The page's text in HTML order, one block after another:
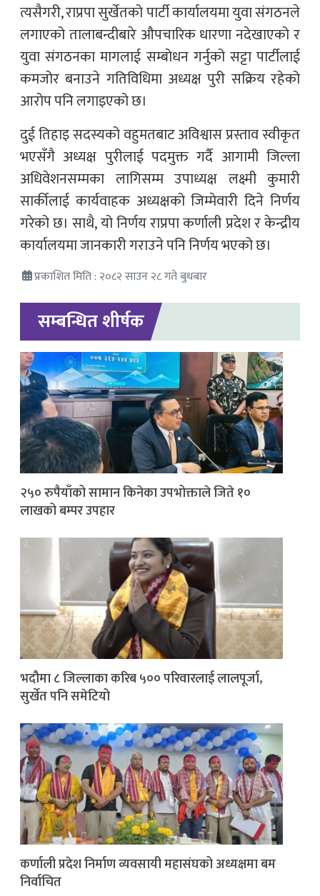
त्यसैगरी, राप्रपा सुर्खेतको पार्टी कार्यालयमा युवा संगठनले
लगाएको तालाबन्दीबारे औपचारिक धारणा नदेखाएको र
युवा संगठनका मागलाई सम्बोधन गर्नुको सट्टा पार्टीलाई
कमजोर बनाउने गतिविधिमा अध्यक्ष पुरी सक्रिय रहेको
आरोप पनि लगाइएको छ।
दुई तिहाइ सदस्यको वहुमतबाट अविश्वास प्रस्ताव स्वीकृत
भएसँगै अध्यक्ष पुरीलाई पदमुक्त गर्दै आगामी जिल्ला
अधिवेशनसम्मका लागिसम्म उपाध्यक्ष लक्ष्मी कुमारी
सार्कीलाई कार्यवाहक अध्यक्षको जिम्मेवारी दिने निर्णय
गरेको छ। साथै, यो निर्णय राप्रपा कर्णाली प्रदेश र केन्द्रीय
कार्यालयमा जानकारी गराउने पनि निर्णय भएको छ।
प्रकाशित मिति : २०८२ साउन २८ गते बुधबार
सम्बन्धित शीर्षक
२५० रुपैयाँको सामान किनेका उपभोक्ताले जिते १०
लाखको बम्पर उपहार
भदौमा ८ जिल्लाका करिब ५०० परिवारलाई लालपूर्जा,
सुर्खेत पनि समेटियो
कर्णाली प्रदेश निर्माण व्यवसायी महासंघको अध्यक्षमा बम
निर्वाचित